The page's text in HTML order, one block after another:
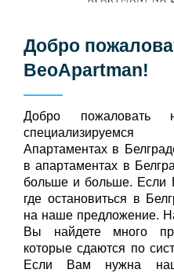
Добро
BeoApartman!
Добро пожаловать
Апартаментах в
в апартаментах в
больше и больше. Если
где остановиться в
на наше предложение.
Вы найдете много
которые сдаются по
Если Вам нужна